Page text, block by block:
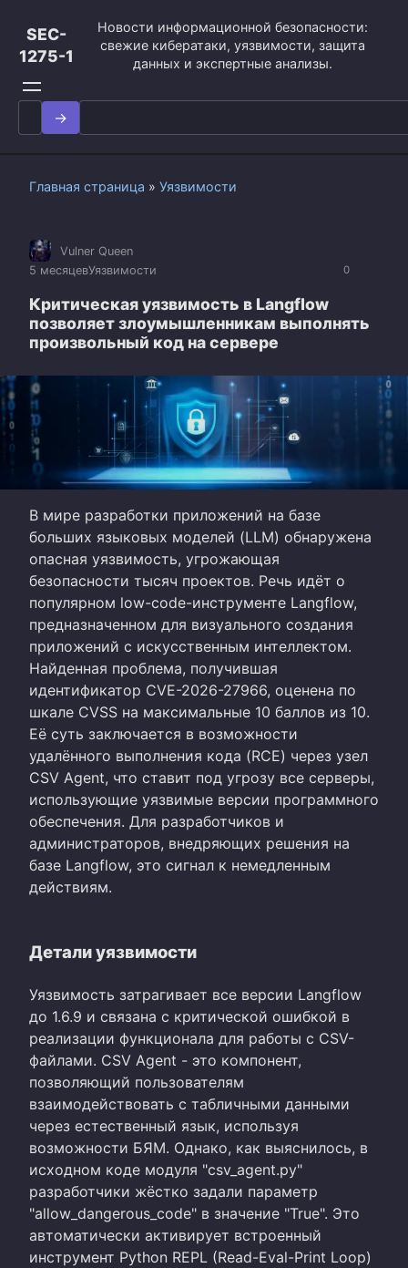
контенту
SEC-
1275-1
Новости информационной безопасности:
свежие кибератаки, уязвимости, защита
данных и экспертные анализы.
Search
for:
Главная страница » Уязвимости
0
Vulner Queen
5 месяцевУязвимости
Критическая уязвимость в Langflow
позволяет злоумышленникам выполнять
произвольный код на сервере
В мире разработки приложений на базе
больших языковых моделей (LLM) обнаружена
опасная уязвимость, угрожающая
безопасности тысяч проектов. Речь идёт о
популярном low-code-инструменте Langflow,
предназначенном для визуального создания
приложений с искусственным интеллектом.
Найденная проблема, получившая
идентификатор CVE-2026-27966, оценена по
шкале CVSS на максимальные 10 баллов из 10.
Её суть заключается в возможности
удалённого выполнения кода (RCE) через узел
CSV Agent, что ставит под угрозу все серверы,
использующие уязвимые версии программного
обеспечения. Для разработчиков и
администраторов, внедряющих решения на
базе Langflow, это сигнал к немедленным
действиям.
Детали уязвимости
Уязвимость затрагивает все версии Langflow
до 1.6.9 и связана с критической ошибкой в
реализации функционала для работы с CSV-
файлами. CSV Agent - это компонент,
позволяющий пользователям
взаимодействовать с табличными данными
через естественный язык, используя
возможности БЯМ. Однако, как выяснилось, в
исходном коде модуля "csv_agent.py"
разработчики жёстко задали параметр
"allow_dangerous_code" в значение "True". Это
автоматически активирует встроенный
инструмент Python REPL (Read-Eval-Print Loop)